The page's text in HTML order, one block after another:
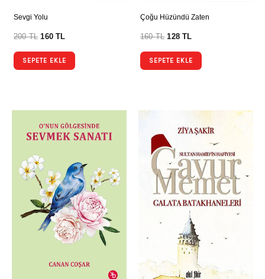
Sevgi Yolu
200TL 160TL
SEPETE EKLE
Çoğu Hüzündü Zaten
160TL 128TL
SEPETE EKLE